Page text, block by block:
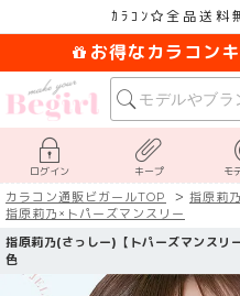
ｶﾗｺﾝ 全品送料
お得なカラコン
ログイン キープ モ
カラコン通販ビガールTOP
指原莉
指原莉乃×トパーズマンスリー
指原莉乃(さっしー)【トパーズマンス
色